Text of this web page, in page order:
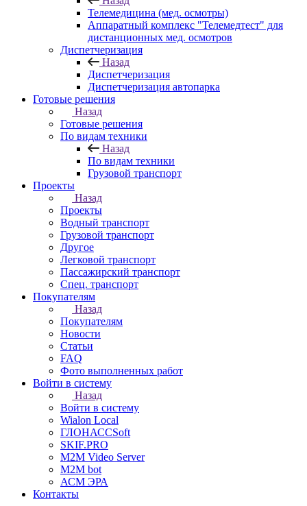
Телемедицина (мед. осмотры)
Аппаратный комплекс "Телемедтест" для
дистанционных мед. осмотров
Диспетчеризация
Назад
Диспетчеризация
Диспетчеризация автопарка
Готовые решения
Назад
Готовые решения
По видам техники
Назад
По видам техники
Грузовой транспорт
Проекты
Назад
Проекты
Водный транспорт
Грузовой транспорт
Другое
Легковой транспорт
Пассажирский транспорт
Спец. транспорт
Покупателям
Назад
Покупателям
Новости
Статьи
FAQ
Фото выполненных работ
Войти в систему
Назад
Войти в систему
Wialon Local
ГЛОНАССSoft
SKIF.PRO
M2M Video Server
М2М bot
АСМ ЭРА
Контакты